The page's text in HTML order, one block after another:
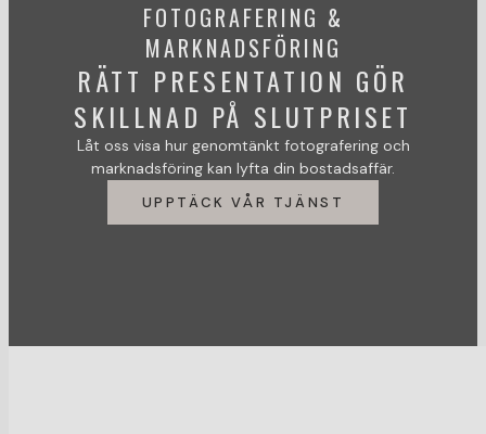
FOTOGRAFERING &
MARKNADSFÖRING
RÄTT PRESENTATION GÖR
SKILLNAD PÅ SLUTPRISET
Låt oss visa hur genomtänkt fotografering och
marknadsföring kan lyfta din bostadsaffär.
UPPTÄCK VÅR TJÄNST